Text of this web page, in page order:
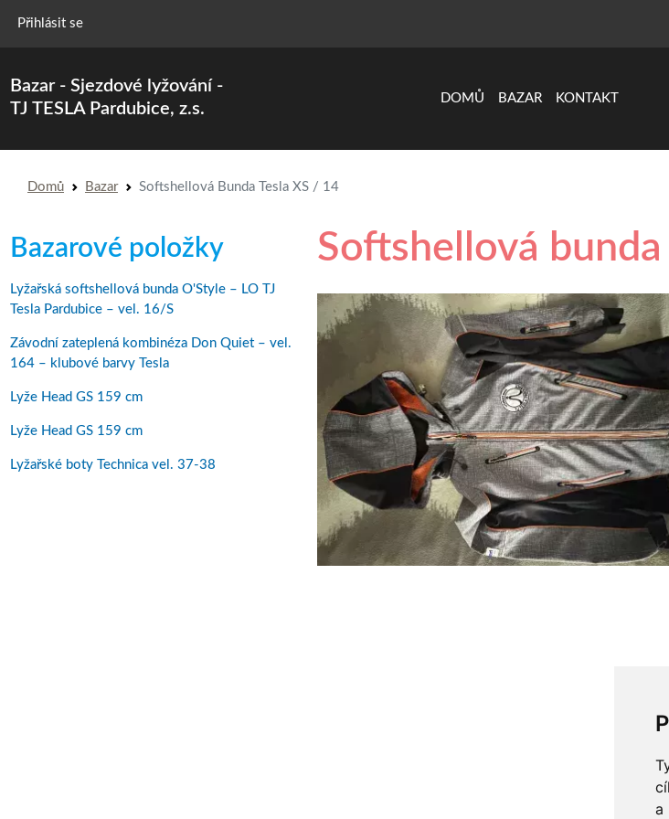
a
Menu uživatelského účtu
Přihlásit se
Bazar - Sjezdové lyžování -
TJ TESLA Pardubice, z.s.
DOMŮ BAZAR KONTAKT
Drobečková navigace
Domů Bazar Softshellová Bunda Tesla XS / 14
Bazarové položky
Lyžařská softshellová bunda O'Style – LO TJ
Tesla Pardubice – vel. 16/S
Závodní zateplená kombinéza Don Quiet – vel.
164 – klubové barvy Tesla
Lyže Head GS 159 cm
Lyže Head GS 159 cm
Lyžařské boty Technica vel. 37-38
Softshellová